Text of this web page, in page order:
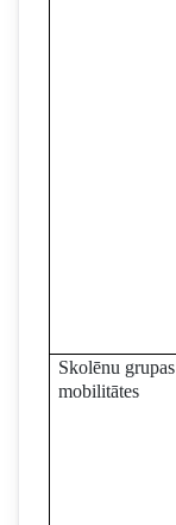
Skolēnu grupas
mobilitātes